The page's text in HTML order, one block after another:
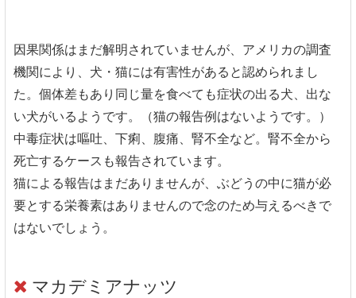
因果関係はまだ解明されていませんが、アメリカの調査
機関により、犬・猫には有害性があると認められまし
た。個体差もあり同じ量を食べても症状の出る犬、出な
い犬がいるようです。（猫の報告例はないようです。）
中毒症状は嘔吐、下痢、腹痛、腎不全など。腎不全から
死亡するケースも報告されています。
猫による報告はまだありませんが、ぶどうの中に猫が必
要とする栄養素はありませんので念のため与えるべきで
はないでしょう。
マカデミアナッツ